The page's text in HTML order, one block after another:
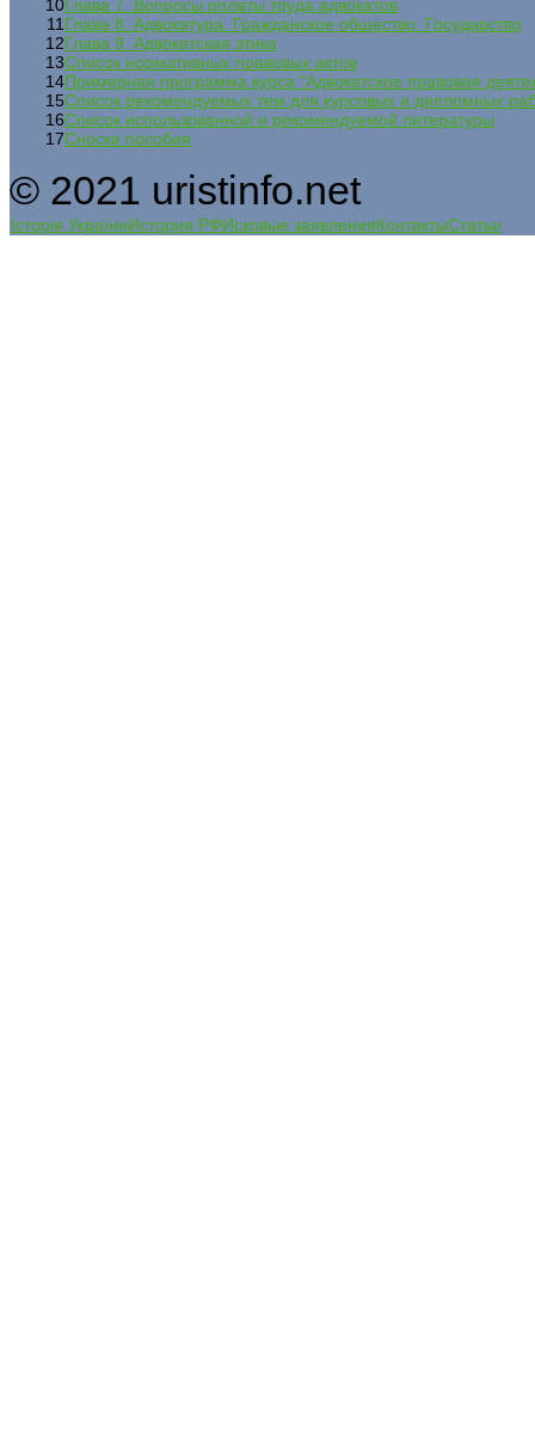
10 Глава 7. Вопросы оплаты труда адвокатов
11 Глава 8. Адвокатура. Гражданское общество. Государство
12Глава 9. Адвокатская этика
13Список нормативных правовых актов
14Примерная программа курса "Адвокатское правовая
15Список рекомендуемых тем для курсовых и дипломных
16Список использованной и рекомендуемой литературы
17Сноски пособия
© 2021 uristinfo.net
Історія УкраїниИстория РФИсковые заявленияКонтактыСтатьи